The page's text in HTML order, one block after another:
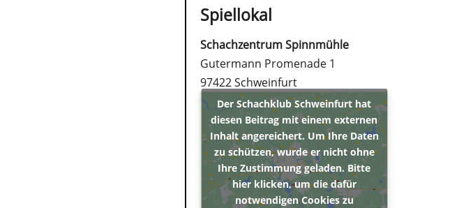
Spiellokal
Schachzentrum Spinnmühle
Gutermann Promenade 1
97422 Schweinfurt
Der Schachklub Schweinfurt hat
diesen Beitrag mit einem externen
Inhalt angereichert. Um Ihre Daten
zu schützen, wurde er nicht ohne
Ihre Zustimmung geladen. Bitte
hier klicken, um die dafür
notwendigen Cookies zu